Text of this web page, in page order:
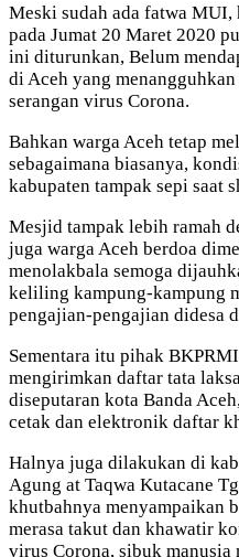
Meski sudah ada fatwa
pada Jumat 20 Maret 2020
ini diturunkan, Belum
di Aceh yang
serangan virus Corona.
Bahkan warga Aceh tetap
sebagaimana biasanya,
kabupaten tampak sepi saat
Mesjid tampak lebih ramah
juga warga Aceh berdoa
menolakbala semoga
keliling kampung-kampung
pengajian-pengajian didesa
Sementara itu pihak
mengirimkan daftar tata
diseputaran kota Banda
cetak dan elektronik daftar
Halnya juga dilakukan di
Agung at Taqwa Kutacane
khutbahnya menyampaikan
merasa takut dan khawatir
virus Corona, sibuk